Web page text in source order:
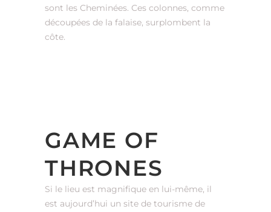
sont les Cheminées. Ces colonnes, comme
découpées de la falaise, surplombent la
côte.
GAME OF
THRONES
Si le lieu est magnifique en lui-même, il
est aujourd’hui un site de tourisme de